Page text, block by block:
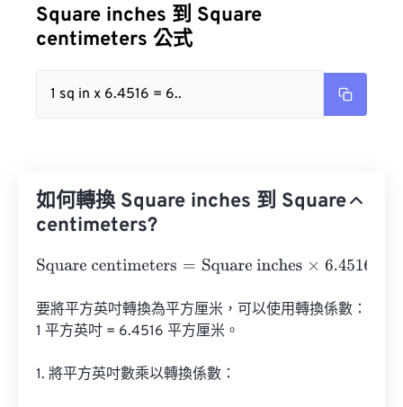
Square inches 到 Square
centimeters 公式
1 sq in x 6.4516 = 6..
如何轉換 Square inches 到 Square
centimeters?
Square centimeters=Square inches×6.4516
要將平方英吋轉換為平方厘米，可以使用轉換係數：
1 平方英吋 = 6.4516 平方厘米。
1. 將平方英吋數乘以轉換係數：